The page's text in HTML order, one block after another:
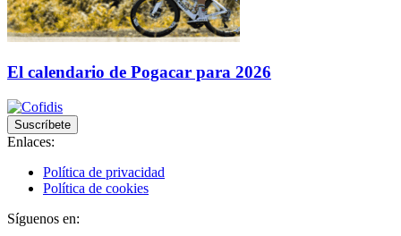
El calendario de Pogacar para 2026
Suscríbete
Enlaces:
Política de privacidad
Política de cookies
Síguenos en: